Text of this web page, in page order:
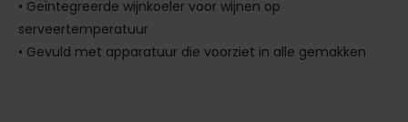
• Geïntegreerde wijnkoeler voor wijnen op
serveertemperatuur
• Gevuld met apparatuur die voorziet in alle gemakken